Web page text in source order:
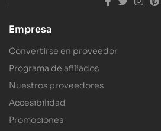
Empresa
Convertirse en proveedor
Programa de afiliados
Nuestros proveedores
Accesibilidad
Promociones